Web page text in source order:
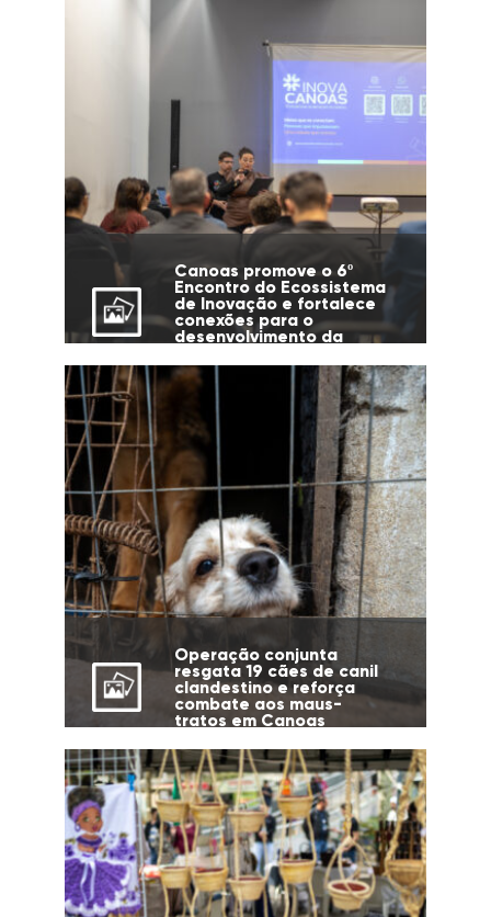
Canoas promove o 6º
Encontro do Ecossistema
de Inovação e fortalece
conexões para o
desenvolvimento da
Operação conjunta
resgata 19 cães de canil
clandestino e reforça
combate aos maus-
tratos em Canoas